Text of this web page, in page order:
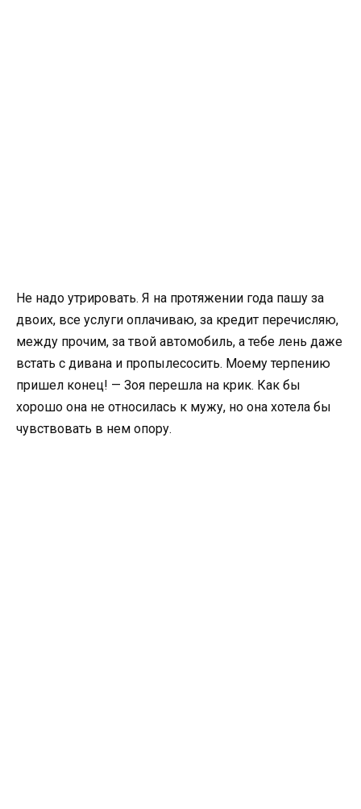
Не надо утрировать. Я на протяжении года пашу за
двоих, все услуги оплачиваю, за кредит перечисляю,
между прочим, за твой автомобиль, а тебе лень даже
встать с дивана и пропылесосить. Моему терпению
пришел конец! — Зоя перешла на крик. Как бы
хорошо она не относилась к мужу, но она хотела бы
чувствовать в нем опору.